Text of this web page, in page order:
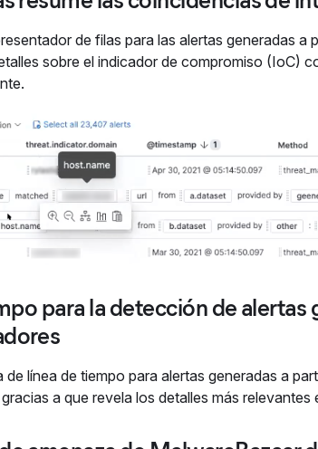
de filas para las alertas generadas
sobre el indicador de compromiso (IoC)
para la detección de
de línea de tiempo para alertas generadas a
a que revela los detalles más